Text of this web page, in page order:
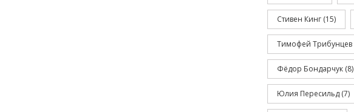
Стивен Кинг (15)
Тимофей Трибунцев
Фёдор Бондарчук (8)
Юлия Пересильд (7)